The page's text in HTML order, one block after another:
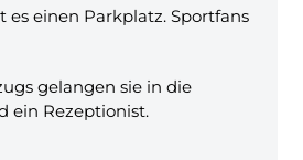
es einen Parkplatz. Sportfans
gelangen sie in die
ein Rezeptionist.